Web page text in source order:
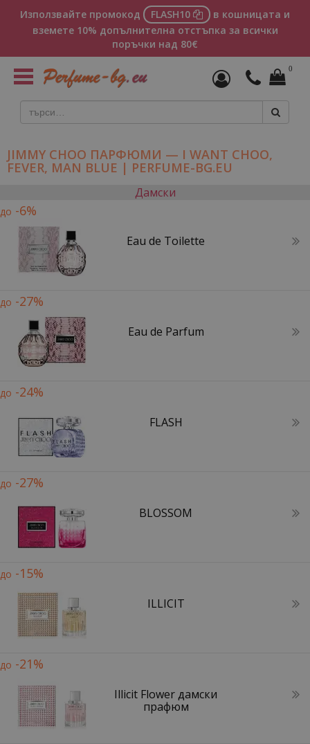
Използвайте промокод FLASH10
в кошницата и
вземете 10% допълнителна отстъпка за всички
поръчки над 80€
Toggle
navigation
0
JIMMY CHOO ПАРФЮМИ — I WANT CHOO,
FEVER, MAN BLUE | PERFUME-BG.EU
Дамски
до -6%
Eau de Toilette
до -27%
Eau de Parfum
до -24%
FLASH
до -27%
BLOSSOM
до -15%
ILLICIT
до -21%
Illicit Flower дамски
прафюм